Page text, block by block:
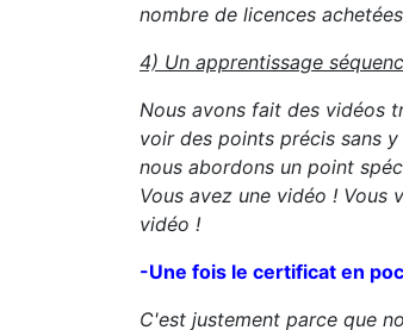
nombre de licences
4) Un apprentissage
Nous avons fait des vidéos
voir des points précis sans
nous abordons un point
Vous avez une vidéo ! Vous
vidéo !
-Une fois le certificat en
C'est justement parce que